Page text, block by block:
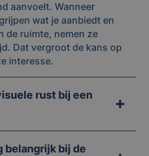
aanvoelt. Wanneer
wat je aanbiedt en
de ruimte, nemen ze
Dat vergroot de kans op
interesse.
rust bij een
belangrijk bij de